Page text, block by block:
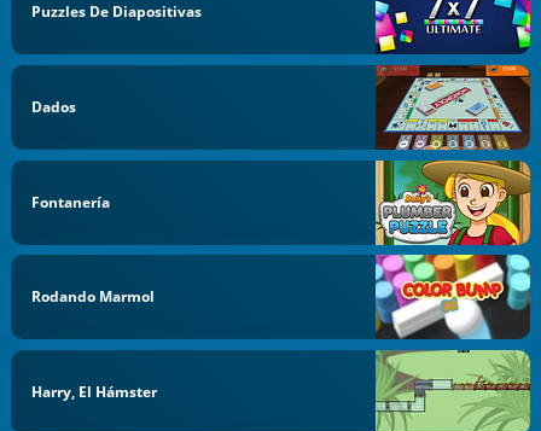
Puzzles De Diapositivas
Dados
Fontanería
Rodando Marmol
Harry, El Hámster